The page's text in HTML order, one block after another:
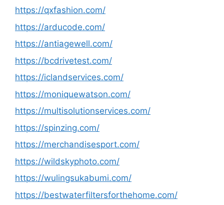
https://qxfashion.com/
https://arducode.com/
https://antiagewell.com/
https://bcdrivetest.com/
https://iclandservices.com/
https://moniquewatson.com/
https://multisolutionservices.com/
https://spinzing.com/
https://merchandisesport.com/
https://wildskyphoto.com/
https://wulingsukabumi.com/
https://bestwaterfiltersforthehome.com/